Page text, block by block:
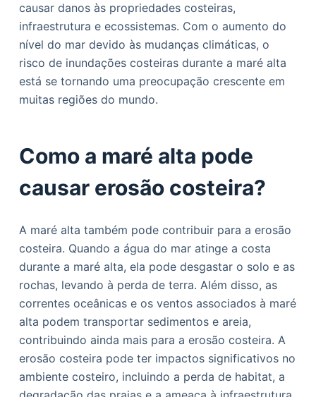
causar danos às propriedades costeiras,
infraestrutura e ecossistemas. Com o aumento do
nível do mar devido às mudanças climáticas, o
risco de inundações costeiras durante a maré alta
está se tornando uma preocupação crescente em
muitas regiões do mundo.
Como a maré alta pode
causar erosão costeira?
A maré alta também pode contribuir para a erosão
costeira. Quando a água do mar atinge a costa
durante a maré alta, ela pode desgastar o solo e as
rochas, levando à perda de terra. Além disso, as
correntes oceânicas e os ventos associados à maré
alta podem transportar sedimentos e areia,
contribuindo ainda mais para a erosão costeira. A
erosão costeira pode ter impactos significativos no
ambiente costeiro, incluindo a perda de habitat, a